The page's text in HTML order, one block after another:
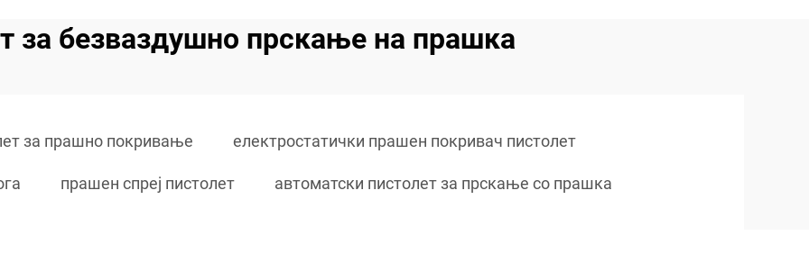
за безваздушно прскање на прашка
за прашно покривање електростатички прашен покривач пистолет
прашен спреј пистолет автоматски пистолет за прскање со прашка